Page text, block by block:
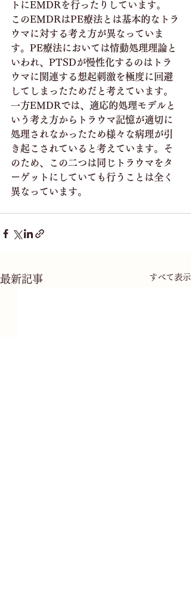
トにEMDRを行ったりしています。
このEMDRはPE療法とは基本的なトラ
ウマに対する考え方が異なっていま
す。PE療法においては情動処理理論と
いわれ、PTSDが慢性化するのはトラ
ウマに関連する想起刺激を極度に回避
してしまったためだと考えています。
一方EMDRでは、適応的処理モデルと
いう考え方からトラウマ記憶が適切に
処理されなかったため様々な病理が引
き起こされていると考えています。そ
のため、この二つは同じトラウマをタ
ーゲットにしていても行うことは全く
異なっています。
最新記事 すべて表示